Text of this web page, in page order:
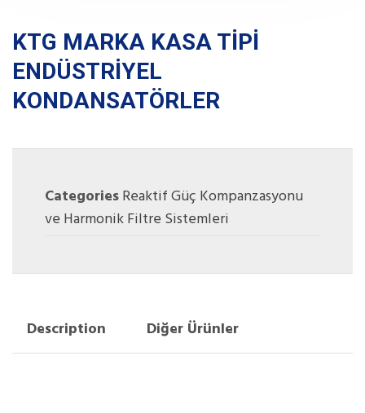
KTG MARKA KASA TİPİ
ENDÜSTRİYEL
KONDANSATÖRLER
CategoriesReaktif Güç Kompanzasyonu
ve Harmonik Filtre Sistemleri
Description Diğer Ürünler